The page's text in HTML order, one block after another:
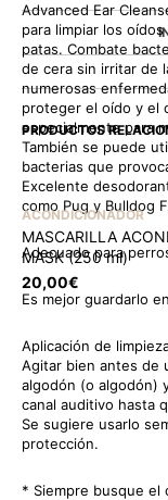
Advanced Ear
para limpiar los
patas. Combate
de cera sin irritar de
numerosas
proteger el oído y el
especialmente para
También se puede
bacterias que
Excelente
como Pug y Bulldog
Adecuado para
Es mejor guardarlo
Aplicación de
Agitar bien antes de
algodón (o algodón)
canal auditivo hasta
Se sugiere usarlo
protección.
* Siempre busque el
PRODUCTOS
ACONDICIONADOR
MASCARILLA
MASK (250 ml)
20,00€